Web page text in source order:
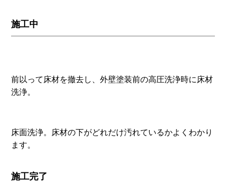
施工中
前以って床材を撤去し、外壁塗装前の高圧洗浄時に床材
洗浄。
床面洗浄。床材の下がどれだけ汚れているかよくわかり
ます。
施工完了